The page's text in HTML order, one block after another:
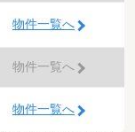
物件一覧へ
物件一覧へ
物件一覧へ